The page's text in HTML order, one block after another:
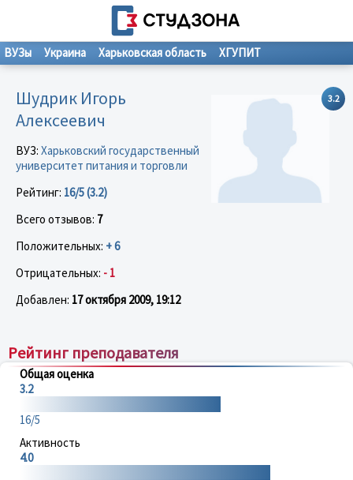
ВУЗы Украина Харьковская область ХГУПИТ
3.2
Шудрик Игорь
Алексеевич
ВУЗ: Харьковский государственный
университет питания и торговли
Рейтинг: 16/5 (3.2)
Всего отзывов: 7
Положительных: + 6
Отрицательных: - 1
Добавлен: 17 октября 2009, 19:12
Рейтинг преподавателя
Общая оценка
3.2
16/5
Активность
4.0